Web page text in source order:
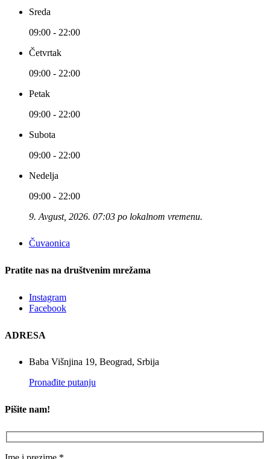
Sreda
09:00 - 22:00
Četvrtak
09:00 - 22:00
Petak
09:00 - 22:00
Subota
09:00 - 22:00
Nedelja
09:00 - 22:00
9. Avgust, 2026. 07:03 po lokalnom vremenu.
Čuvaonica
Pratite nas na društvenim mrežama
Instagram
Facebook
ADRESA
Baba Višnjina 19, Beograd, Srbija
Pronađite putanju
Pišite nam!